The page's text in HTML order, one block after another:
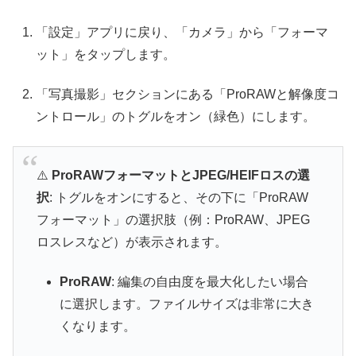
「設定」アプリに戻り、「カメラ」から「フォーマ
ット」をタップします。
「写真撮影」セクションにある「ProRAWと解像度コ
ントロール」のトグルをオン（緑色）にします。
⚠️ ProRAWフォーマットとJPEG/HEIFロスの選
択: トグルをオンにすると、その下に「ProRAW
フォーマット」の選択肢（例：ProRAW、JPEG
ロスレスなど）が表示されます。
ProRAW: 編集の自由度を最大化したい場合
に選択します。ファイルサイズは非常に大き
くなります。